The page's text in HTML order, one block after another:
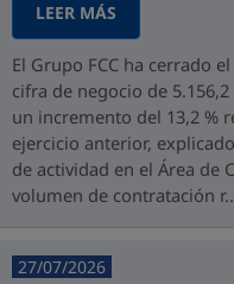
LEER MÁS
El Grupo FCC ha cerrado
cifra de negocio de
un incremento del 13,2 %
ejercicio anterior,
de actividad en el Área de
volumen de contratación
27/07/2026